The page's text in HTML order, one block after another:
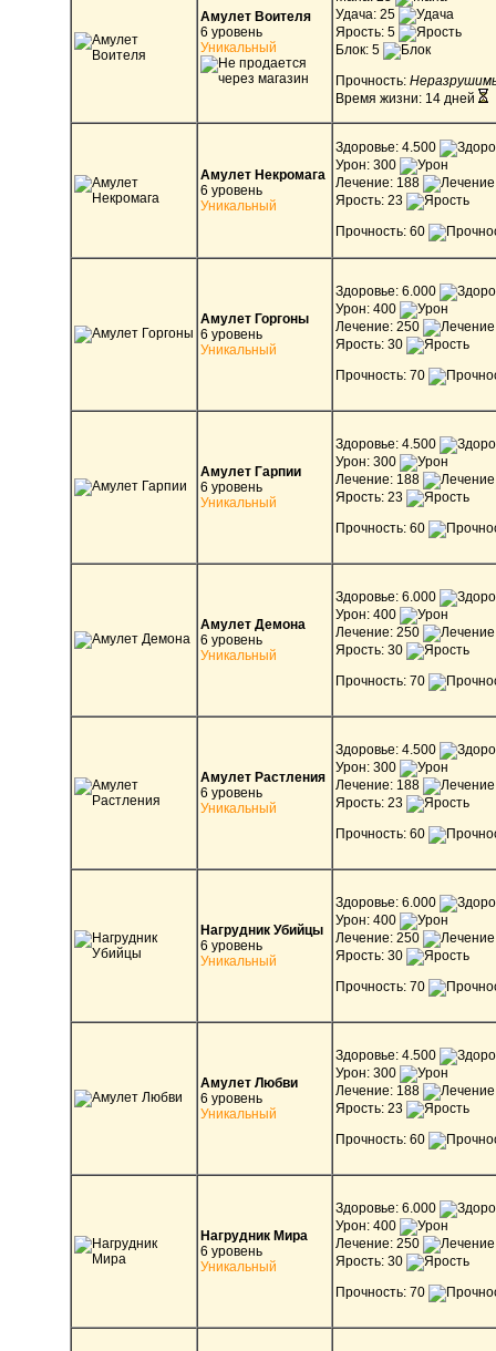
Амулет Воителя
6 уровень
Уникальный
Удача: 25
Ярость: 5
Блок: 5
Прочность:
Время жизни: 14 дней
Амулет Некромага
6 уровень
Уникальный
Здоровье: 4.500
Урон: 300
Лечение: 188
Ярость: 23
Прочность: 60
Амулет Горгоны
6 уровень
Уникальный
Здоровье: 6.000
Урон: 400
Лечение: 250
Ярость: 30
Прочность: 70
Амулет Гарпии
6 уровень
Уникальный
Здоровье: 4.500
Урон: 300
Лечение: 188
Ярость: 23
Прочность: 60
Амулет Демона
6 уровень
Уникальный
Здоровье: 6.000
Урон: 400
Лечение: 250
Ярость: 30
Прочность: 70
Амулет Растления
6 уровень
Уникальный
Здоровье: 4.500
Урон: 300
Лечение: 188
Ярость: 23
Прочность: 60
Нагрудник Убийцы
6 уровень
Уникальный
Здоровье: 6.000
Урон: 400
Лечение: 250
Ярость: 30
Прочность: 70
Амулет Любви
6 уровень
Уникальный
Здоровье: 4.500
Урон: 300
Лечение: 188
Ярость: 23
Прочность: 60
Нагрудник Мира
6 уровень
Уникальный
Здоровье: 6.000
Урон: 400
Лечение: 250
Ярость: 30
Прочность: 70